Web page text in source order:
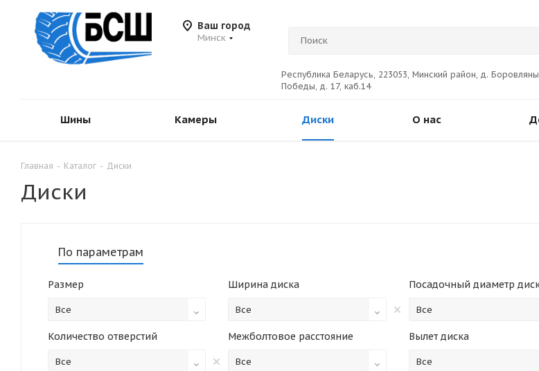
Ваш город
Минск
Республика Беларусь, 223053, Минский район, д.
Победы, д. 17, каб.14
Шины Камеры Диски О нас
Главная - Каталог - Диски
Диски
По параметрам
Размер
Все
Ширина диска
Все
Посадочный диаметр
Все
Количество отверстий
Все
Межболтовое расстояние
Все
Вылет диска
Все